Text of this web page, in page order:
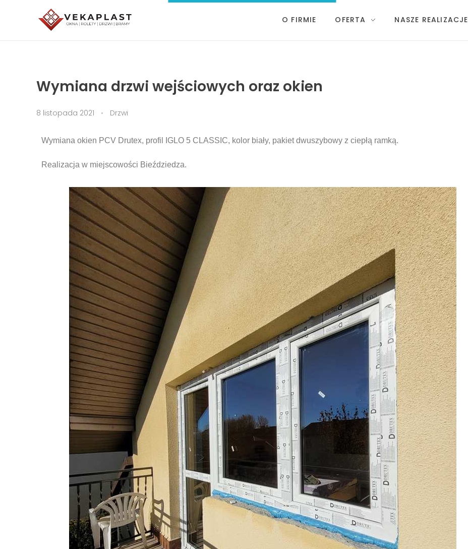
O FIRMIE OFERTA NASZE REALIZACJE
Wymiana drzwi wejściowych oraz okien
8 listopada 2021 Drzwi
Wymiana okien PCV Drutex, profil IGLO 5 CLASSIC, kolor biały, pakiet dwuszybowy z ciepłą ramką.
Realizacja w miejscowości Bieździedza.